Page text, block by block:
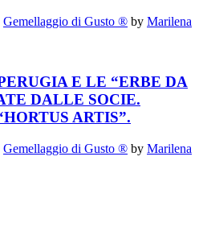
Gemellaggio di Gusto ® by Marilena
E LE “ERBE DA
DALLE SOCIE.
ARTIS”.
Gemellaggio di Gusto ® by Marilena